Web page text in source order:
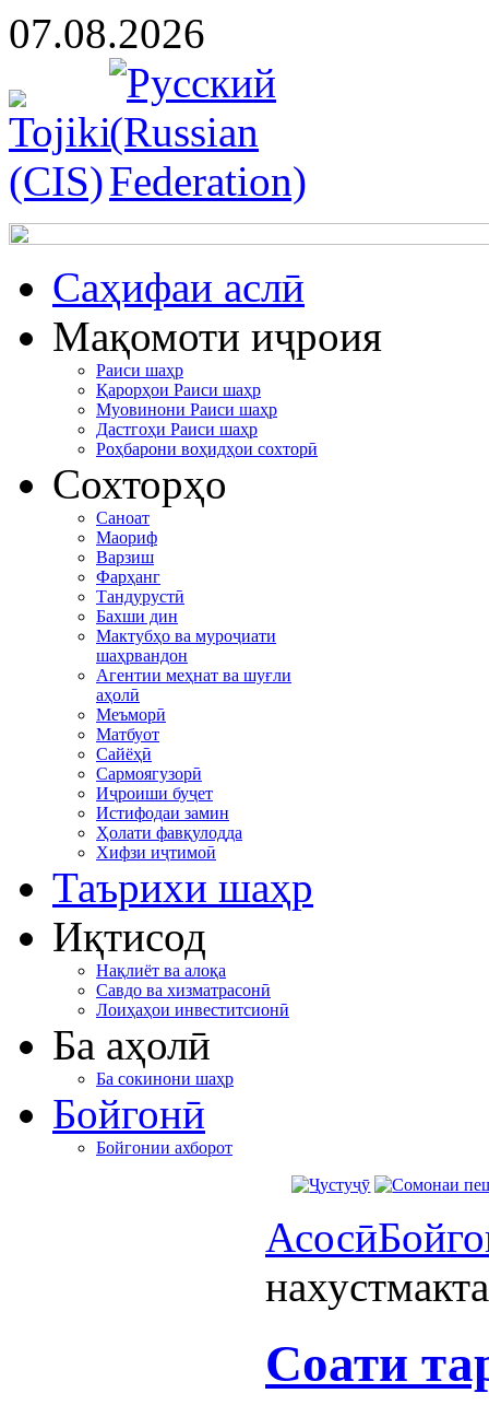
07.08.2026
Cаҳифаи аслӣ
Мақомоти иҷроия
Раиси шаҳр
Қарорҳои Раиси шаҳр
Муовинони Раиси шаҳр
Дастгоҳи Раиси шаҳр
Роҳбарони воҳидҳои сохторӣ
Сохторҳо
Саноат
Маориф
Варзиш
Фарҳанг
Тандурустӣ
Бахши дин
Мактубҳо ва муроҷиати
шаҳрвандон
Агентии меҳнат ва шуғли
аҳолӣ
Меъморӣ
Матбуот
Сайёҳӣ
Сармоягузорӣ
Иҷроиши буҷет
Истифодаи замин
Ҳолати фавқулодда
Хифзи иҷтимоӣ
Таърихи шаҳр
Иқтисод
Нақлиёт ва алоқа
Савдо ва хизматрасонӣ
Лоиҳаҳои инвеститсионӣ
Ба аҳолӣ
Ба сокинони шаҳр
Бойгонӣ
Бойгонии ахборот
Асосӣ
Соати